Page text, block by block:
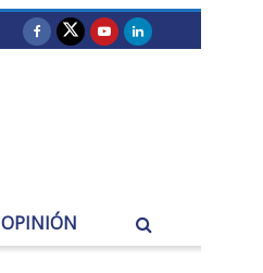
OPINIÓN